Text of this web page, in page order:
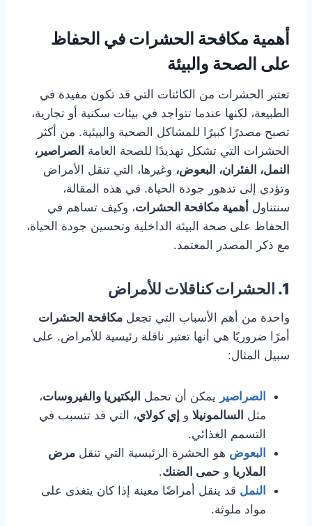
أهمية مكافحة الحشرات في الحفاظ
على الصحة والبيئة
تعتبر الحشرات من الكائنات التي قد تكون مفيدة في
الطبيعة، لكنها عندما تتواجد في بيئات سكنية أو تجارية،
تصبح مصدرًا كبيرًا للمشاكل الصحية والبيئية. من أكثر
الحشرات التي تشكل تهديدًا للصحة العامة الصراصير،
النمل، الفئران، البعوض، وغيرها، التي تنقل الأمراض
وتؤدي إلى تدهور جودة الحياة. في هذه المقالة،
سنتناول أهمية مكافحة الحشرات، وكيف تساهم في
الحفاظ على صحة البيئة الداخلية وتحسين جودة الحياة،
مع ذكر المصدر المعتمد.
1. الحشرات كناقلات للأمراض
واحدة من أهم الأسباب التي تجعل مكافحة الحشرات
أمرًا ضروريًا هي أنها تعتبر ناقلة رئيسية للأمراض. على
سبيل المثال:
الصراصير يمكن أن تحمل البكتيريا والفيروسات،
مثل السالمونيلا و إي كولاي، التي قد تتسبب في
التسمم الغذائي.
البعوض هو الحشرة الرئيسية التي تنقل مرض
الملاريا و حمى الضنك.
النمل قد ينقل أمراضًا معينة إذا كان يتغذى على
مواد ملوثة.